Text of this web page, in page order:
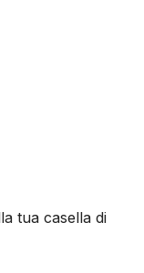
tua casella di